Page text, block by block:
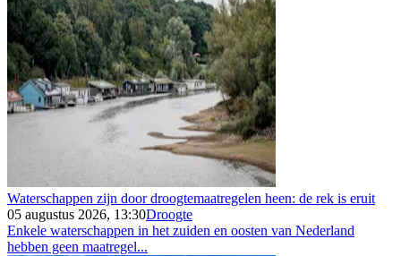
Waterschappen zijn door droogtemaatregelen heen: de rek is eruit
05 augustus 2026, 13:30Droogte
Enkele waterschappen in het zuiden en oosten van Nederland
hebben geen maatregel...